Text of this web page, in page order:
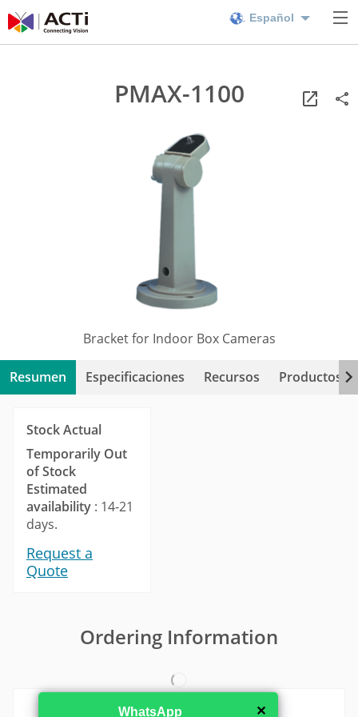
Español
PMAX-1100
Bracket for Indoor Box Cameras
Resumen Especificaciones Recursos Productos
Stock Actual
Temporarily Out
of Stock
Estimated
availability : 14-21
days.
Request a
Quote
Ordering Information
✕
WhatsApp